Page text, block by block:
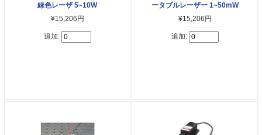
緑色レーザ 5~10W
¥15,206円
追加:
ータブルレーザー 1~50mW
¥15,206円
追加: